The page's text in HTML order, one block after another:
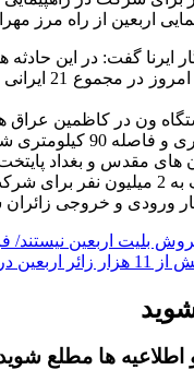
از راه مرز مهران به حدود 2.5
ایرنا گفت: در این
وی
ون در کاظمین عراق
کشورهای عراق و ایران است.
های مقدس و بغداد
می شوند.
و خروجی زائران سوگوار
بلیت اربعین
مهران
اطلاعیه ها مطلع